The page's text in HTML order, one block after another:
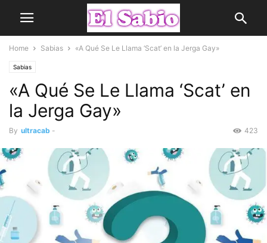
Home Sabias «A Qué Se Le Llama ‘Scat’ en la Jerga Gay»
Sabias
«A Qué Se Le Llama ‘Scat’ en
la Jerga Gay»
By ultracab - 423